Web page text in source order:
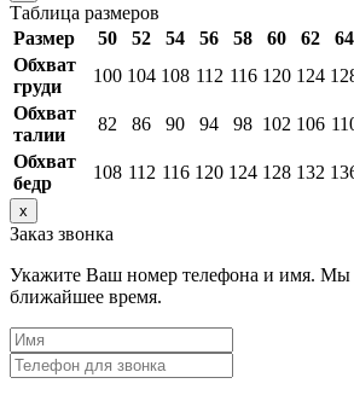
Таблица размеров
Размер
50 52 54 56 58 60 62 64
Обхват
груди
100 104 108 112 116 120 124
Обхват
талии
82 86 90 94 98 102 106
Обхват
бедр
108 112 116 120 124 128 132
x
Заказ звонка
Укажите Ваш номер телефона и имя. Мы
ближайшее время.